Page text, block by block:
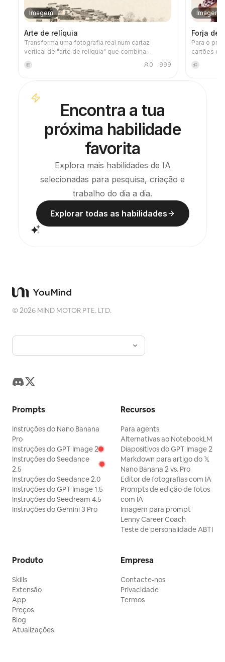
Imagem
Arte de relíquia
Transforma uma fotografia real num cartaz
vertical de "arte de relíquia" que combina
sensação de registo e arte: na parte superior,
mantém a fotografia original inalterada; na parte
derivada da fotografia. Não é uma ilustração
comum ou um cartaz decorativo, mas sim, com
poucas manchas de tinta, bordas suavizadas,
cortes de espaço em branco e linhas esparsas,
extrai relações de arquitetura, cidade, superfície
de água, estrada, escala humana, horizonte e luz-
sombra, mantendo o sujeito reconhecível mesmo
qualidade calma, contida e de gravura moderna;
as cores são extraídas da imagem original,
acinzentado, cor de pedra ou cores quentes de
baixa saturação, e, quando adequado, é
adicionada uma pequena marca quente. O título
geralmente permanece muito pequeno, poético
e como uma etiqueta de exposição, sem se
Douyin. A obra final preserva o conteúdo real da
uma "marca de memória" com uma sensação de
积 0 999
Imagem
Forja de
Para o
cartões
鲜
Encontra a tua
próxima habilidade
favorita
Explora mais habilidades de IA
selecionadas para pesquisa, criação e
trabalho do dia a dia.
Explorar todas as habilidades
©2026 MIND MOTOR PTE. LTD.
Prompts
Instruções do Nano Banana
Pro
Instruções do GPT Image 2
Instruções do Seedance
2.5
Instruções do Seedance 2.0
Instruções do GPT Image 1.5
Instruções do Seedream 4.5
Instruções do Gemini 3 Pro
Recursos
Para agents
Alternativas ao NotebookLM
Diapositivos do GPT Image 2
Markdown para artigo do 𝕏
Nano Banana 2 vs. Pro
Editor de fotografias com IA
Prompts de edição de fotos
com IA
Imagem para prompt
Lenny Career Coach
Teste de personalidade ABTI
Produto
Skills
Extensão
App
Preços
Blog
Atualizações
Empresa
Contacte-nos
Privacidade
Termos